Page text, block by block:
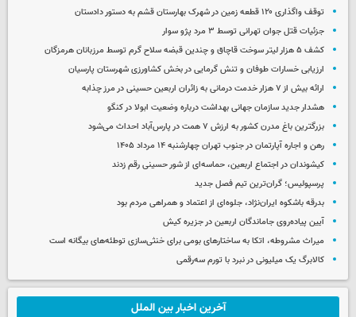
توقف واگذاری ۱۲۰ قطعه زمین در شهرک بهارستان قشم به دستور دادستان
جزئیات قتل جوان تهرانی توسط ۳ مرد پژو سوار
کشف ۵ هزار لیتر سوخت قاچاق و چندین قبضه سلاح گرم توسط مرزبانان هرمزگان
ارزیابی خسارات طوفان و تنش گرمایی در بخش کشاورزی شهرستان پارسیان
ارائه بیش از ۷ هزار خدمت درمانی به زائران اربعین حسینی در مرز چذابه
هشدار جدید سازمان جهانی بهداشت درباره وضعیت ابولا در کنگو
بزرگترین باغ مدرن کشور به ارزش ۷ همت در پارس‌آباد احداث می‌شود
رهن و اجاره آپارتمان در جنوب تهران چهارشنبه ۱۴ مرداد ۱۴۰۵
کیشوندان در اجتماع اربعین، حماسه‌ای از شور حسینی رقم زدند
پرسپولیس؛ گران‌ترین تیم فصل جدید
بدرقه باشکوه ایران‌نژاد، جلوه‌ای از اعتماد و همراهی مردم بود
آیین پیاده‌روی جاماندگان اربعین در جزیره کیش
میراث مشروطه، اتکا به ساختارهای بومی برای خنثی‌سازی توطئه‌های بیگانه است
کالابرگ یک میلیونی در نبرد با تورم سه‌رقمی
آخرین اخبار بین الملل